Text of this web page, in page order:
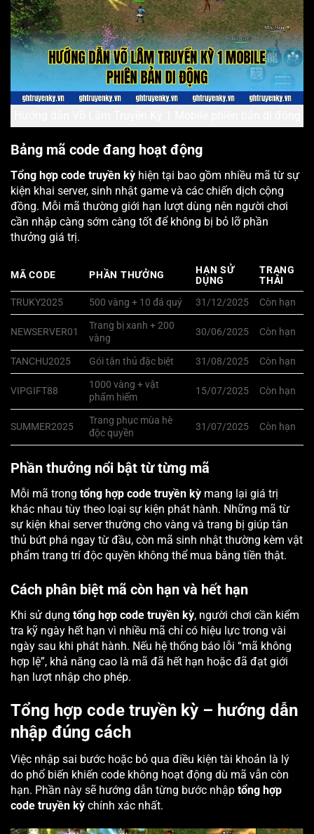
Bảng mã code đang hoạt động
Tổng hợp code truyền kỳ hiện tại bao gồm nhiều mã từ sự
kiện khai server, sinh nhật game và các chiến dịch cộng
đồng. Mỗi mã thường giới hạn lượt dùng nên người chơi
cần nhập càng sớm càng tốt để không bị bỏ lỡ phần
thưởng giá trị.
MÃ CODE PHẦN THƯỞNG
HẠN SỬ
DỤNG
TRẠNG
THÁI
TRUKY2025
500 vàng + 10 đá quý 31/12/2025 Còn hạn
NEWSERVER01
Trang bị xanh + 200
vàng
30/06/2025 Còn hạn
TANCHU2025 Gói tân thủ đặc biệt 31/08/2025 Còn hạn
VIPGIFT88
1000 vàng + vật
phẩm hiếm
15/07/2025 Còn hạn
SUMMER2025
Trang phục mùa hè
độc quyền
31/07/2025 Còn hạn
Phần thưởng nổi bật từ từng mã
Mỗi mã trong tổng hợp code truyền kỳ mang lại giá trị
khác nhau tùy theo loại sự kiện phát hành. Những mã từ
sự kiện khai server thường cho vàng và trang bị giúp tân
thủ bứt phá ngay từ đầu, còn mã sinh nhật thường kèm vật
phẩm trang trí độc quyền không thể mua bằng tiền thật.
Cách phân biệt mã còn hạn và hết hạn
Khi sử dụng tổng hợp code truyền kỳ, người chơi cần kiểm
tra kỹ ngày hết hạn vì nhiều mã chỉ có hiệu lực trong vài
ngày sau khi phát hành. Nếu hệ thống báo lỗi “mã không
hợp lệ”, khả năng cao là mã đã hết hạn hoặc đã đạt giới
hạn lượt nhập cho phép.
Tổng hợp code truyền kỳ – hướng dẫn
nhập đúng cách
Việc nhập sai bước hoặc bỏ qua điều kiện tài khoản là lý
do phổ biến khiến code không hoạt động dù mã vẫn còn
hạn. Phần này sẽ hướng dẫn từng bước nhập tổng hợp
code truyền kỳ chính xác nhất.